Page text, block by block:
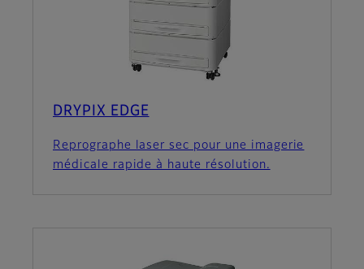
DRYPIX EDGE
Reprographe laser sec pour une imagerie
médicale rapide à haute résolution.